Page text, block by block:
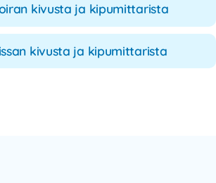
kivusta ja kipumittarista
kivusta ja kipumittarista